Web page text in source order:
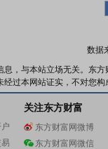
数据
，与本站立场无关。东
过本网站证实，不对您
关注东方财富
东方财富网微博
东方财富网微信